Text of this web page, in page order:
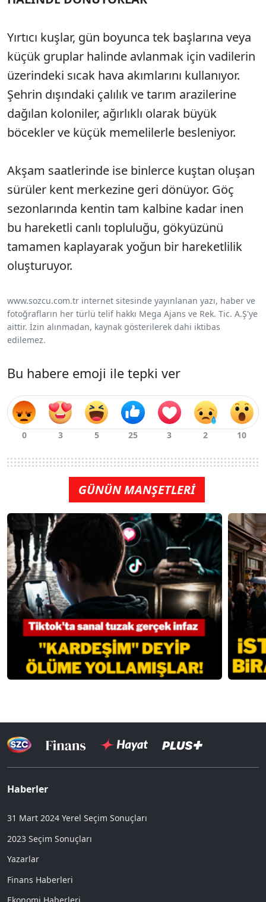
Yırtıcı kuşlar, gün boyunca tek başlarına veya
küçük gruplar halinde avlanmak için vadilerin
üzerindeki sıcak hava akımlarını kullanıyor.
Şehrin dışındaki çalılık ve tarım arazilerine
dağılan koloniler, ağırlıklı olarak büyük
böcekler ve küçük memelilerle besleniyor.
Akşam saatlerinde ise binlerce kuştan oluşan
sürüler kent merkezine geri dönüyor. Göç
sezonlarında kentin tam kalbine kadar inen
bu hareketli canlı topluluğu, gökyüzünü
tamamen kaplayarak yoğun bir hareketlilik
oluşturuyor.
www.sozcu.com.tr internet sitesinde yayınlanan yazı, haber ve
fotoğrafların her türlü telif hakkı Mega Ajans ve Rek. Tic. A.Ş'ye
aittir. İzin alınmadan, kaynak gösterilerek dahi iktibas
edilemez.
Bu habere emoji ile tepki ver
GÜNÜN MANŞETLERİ
Haberler
31 Mart 2024 Yerel Seçim Sonuçları
2023 Seçim Sonuçları
Yazarlar
Finans Haberleri